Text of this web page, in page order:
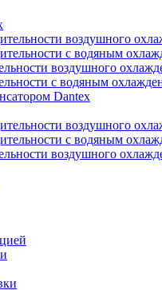
воздушного
с водяным
воздушного
с водяным
Dantex
воздушного
с водяным
воздушного